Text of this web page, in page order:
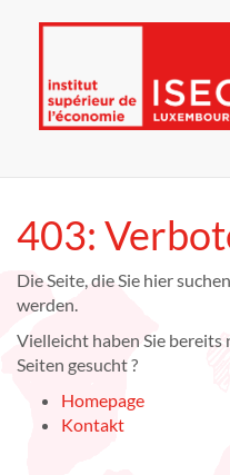
403:
Die Seite, die Sie hier
werden.
Vielleicht haben Sie bereits
Seiten gesucht ?
Homepage
Kontakt